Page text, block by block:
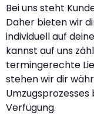
Bei uns steht
Daher bieten wir
individuell auf
kannst auf uns
termingerechte
stehen wir dir
Verfügung.